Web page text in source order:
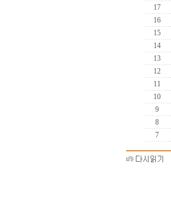
17
16
15
14
13
12
11
10
9
8
7